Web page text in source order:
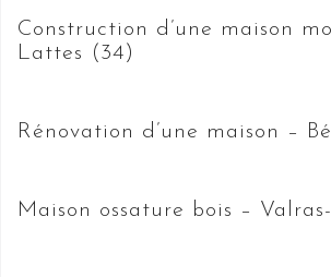
Construction d’une maison
Lattes (34)
Rénovation d’une maison –
Maison ossature bois –